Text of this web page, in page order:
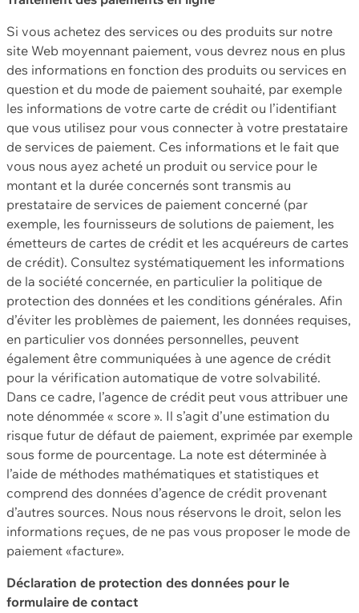
Si vous achetez des services ou des produits sur notre
site Web moyennant paiement, vous devrez nous en plus
des informations en fonction des produits ou services en
question et du mode de paiement souhaité, par exemple
les informations de votre carte de crédit ou l’identifiant
que vous utilisez pour vous connecter à votre prestataire
de services de paiement. Ces informations et le fait que
vous nous ayez acheté un produit ou service pour le
montant et la durée concernés sont transmis au
prestataire de services de paiement concerné (par
exemple, les fournisseurs de solutions de paiement, les
émetteurs de cartes de crédit et les acquéreurs de cartes
de crédit). Consultez systématiquement les informations
de la société concernée, en particulier la politique de
protection des données et les conditions générales. Afin
d’éviter les problèmes de paiement, les données requises,
en particulier vos données personnelles, peuvent
également être communiquées à une agence de crédit
pour la vérification automatique de votre solvabilité.
Dans ce cadre, l’agence de crédit peut vous attribuer une
note dénommée « score ». Il s’agit d’une estimation du
risque futur de défaut de paiement, exprimée par exemple
sous forme de pourcentage. La note est déterminée à
l’aide de méthodes mathématiques et statistiques et
comprend des données d’agence de crédit provenant
d’autres sources. Nous nous réservons le droit, selon les
informations reçues, de ne pas vous proposer le mode de
paiement «facture».
Déclaration de protection des données pour le
formulaire de contact